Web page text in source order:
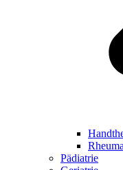
Pädiatrie